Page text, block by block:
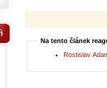
Na tento článek
Rostislav